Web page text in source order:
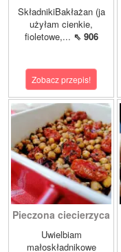
SkładnikiBakłażan (ja
użyłam cienkie,
fioletowe,... ⇖ 906
Zobacz przepis!
Pieczona ciecierzyca
Uwielbiam
małoskładnikowe